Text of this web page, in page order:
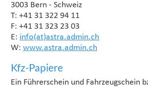
3003 Bern - Schweiz
T: +41 31 322 94 11
F: +41 31 323 23 03
E: info(at)astra.admin.ch
W: www.astra.admin.ch
Kfz-Papiere
Ein Führerschein und Fahrzeugschein